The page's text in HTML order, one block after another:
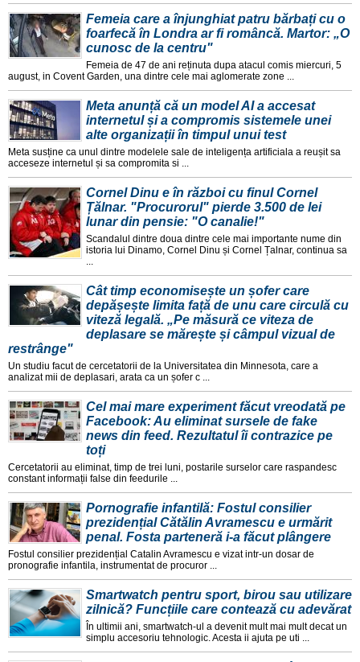
Femeia care a înjunghiat patru bărbați cu o
foarfecă în Londra ar fi româncă. Martor: „O
cunosc de la centru"
Femeia de 47 de ani reținuta dupa atacul comis miercuri, 5
august, in Covent Garden, una dintre cele mai aglomerate zone ...
Meta anunță că un model AI a accesat
internetul și a compromis sistemele unei
alte organizații în timpul unui test
Meta susține ca unul dintre modelele sale de inteligența artificiala a reușit sa
acceseze internetul și sa compromita si ...
Cornel Dinu e în război cu finul Cornel
Țălnar. "Procurorul" pierde 3.500 de lei
lunar din pensie: "O canalie!"
Scandalul dintre doua dintre cele mai importante nume din
istoria lui Dinamo, Cornel Dinu și Cornel Țalnar, continua sa
...
Cât timp economisește un șofer care
depășește limita față de unu care circulă cu
viteză legală. „Pe măsură ce viteza de
deplasare se mărește și câmpul vizual de
restrânge"
Un studiu facut de cercetatorii de la Universitatea din Minnesota, care a
analizat mii de deplasari, arata ca un șofer c ...
Cel mai mare experiment făcut vreodată pe
Facebook: Au eliminat sursele de fake
news din feed. Rezultatul îi contrazice pe
toți
Cercetatorii au eliminat, timp de trei luni, postarile surselor care raspandesc
constant informații false din feedurile ...
Pornografie infantilă: Fostul consilier
prezidențial Cătălin Avramescu e urmărit
penal. Fosta parteneră i-a făcut plângere
Fostul consilier prezidențial Catalin Avramescu e vizat intr-un dosar de
pronografie infantila, instrumentat de procuror ...
Smartwatch pentru sport, birou sau utilizare
zilnică? Funcțiile care contează cu adevărat
În ultimii ani, smartwatch-ul a devenit mult mai mult decat un
simplu accesoriu tehnologic. Acesta ii ajuta pe uti ...